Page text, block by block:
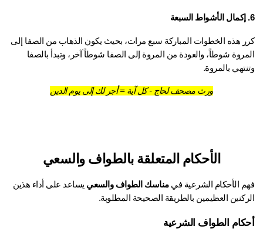
كرر هذه الخطوات المباركة سبع مرات، بحيث يكون الذهاب من الصفا إلى
المروة شوطاً، والعودة من المروة إلى الصفا شوطاً آخر، وتبدأ بالصفا
بالمروة.
ورث مصحف لحاج - كل آية = أجر لك إلى يوم الدين
الأحكام المتعلقة بالطواف والسعي
الأحكام الشرعية في مناسك الطواف والسعي
يساعد على أداء هذين
العظيمين بالطريقة الصحيحة المطلوبة.
الطواف الشرعية